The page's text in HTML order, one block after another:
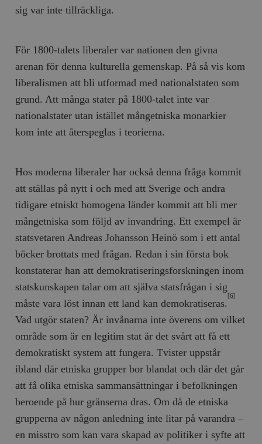
sig var inte tillräckliga.
För 1800-talets liberaler var nationen den givna
arenan för denna kulturella gemenskap. På så vis kom
liberalismen att bli utformad med nationalstaten som
grund. Att många stater på 1800-talet inte var
nationalstater utan istället mångetniska monarkier
kom inte att återspeglas i teorierna.
Hos moderna liberaler har också denna fråga kommit
att ställas på nytt i och med att Sverige och andra
tidigare etniskt homogena länder kommit att bli mer
mångetniska som följd av invandring. Ett exempel är
statsvetaren Andreas Johansson Heinö som i ett antal
böcker brottats med frågan. Redan i sin första bok
konstaterar han att demokratiseringsforskningen inom
statskunskapen talar om att själva statsfrågan i sig
måste vara löst innan ett land kan demokratiseras.
[6]
Vad utgör staten? Är invånarna inte överens om vilket
område som är en legitim stat är det svårt att få ett
demokratiskt system att fungera. Tvister uppstår
ibland där etniska grupper bor blandat och där det går
att få olika etniska sammansättningar i befolkningen
beroende på hur gränserna dras. Om då de etniska
grupperna av någon anledning inte litar på varandra –
en misstro som kan vara skapad av politiker i syfte att